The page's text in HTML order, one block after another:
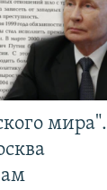
мира".